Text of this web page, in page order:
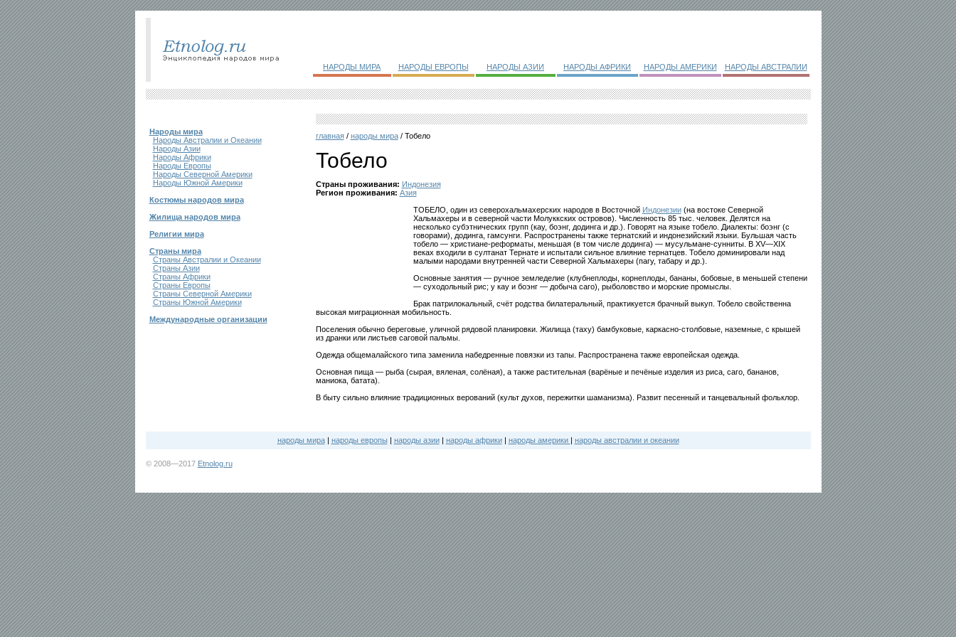
НАРОДЫ МИРА НАРОДЫ ЕВРОПЫ НАРОДЫ АЗИИ НАРОДЫ АФРИКИ НАРОДЫ АМЕРИКИ НАРОДЫ АВСТРАЛИИ
Народы мира
Народы Австралии и Океании
Народы Азии
Народы Африки
Народы Европы
Народы Северной Америки
Народы Южной Америки
Костюмы народов мира
Жилища народов мира
Религии мира
Страны мира
Страны Австралии и Океании
Страны Азии
Страны Африки
Страны Европы
Страны Северной Америки
Страны Южной Америки
Международные организации
главная/ народы мира/ Тобело
Тобело
Страны проживания: Индонезия
Регион проживания: Азия
ТОБЕЛО, один из северохальмахерских народов в Восточной Индонезии(на востоке Северной
Хальмахеры и в северной части Молуккских островов). Численность 85 тыс. человек. Делятся на
несколько субэтнических групп (кау, боэнг, додинга и др.). Говорят на языке тобело. Диалекты: боэнг (с
говорами), додинга, гамсунги. Распространены также тернатский и индонезийский языки. Бульшая часть
тобело — христиане-реформаты, меньшая (в том числе додинга) — мусульмане-сунниты. В XV—XIX
веках входили в султанат Тернате и испытали сильное влияние тернатцев. Тобело доминировали над
малыми народами внутренней части Северной Хальмахеры (пагу, табару и др.).
Основные занятия — ручное земледелие (клубнеплоды, корнеплоды, бананы, бобовые, в меньшей степени
— суходольный рис; у кау и боэнг — добыча саго), рыболовство и морские промыслы.
Брак патрилокальный, счёт родства билатеральный, практикуется брачный выкуп. Тобело свойственна
высокая миграционная мобильность.
Поселения обычно береговые, уличной рядовой планировки. Жилища (таху) бамбуковые, каркасно-столбовые, наземные, с крышей
из дранки или листьев саговой пальмы.
Одежда общемалайского типа заменила набедренные повязки из тапы. Распространена также европейская одежда.
Основная пища — рыба (сырая, вяленая, солёная), а также растительная (варёные и печёные изделия из риса, саго, бананов,
маниока, батата).
В быту сильно влияние традиционных верований (культ духов, пережитки шаманизма). Развит песенный и танцевальный фольклор.
народы мира| народы европы | народы азии| народы африки| народы америки | народы австралии и океании
© 2008—2017 Etnolog.ru